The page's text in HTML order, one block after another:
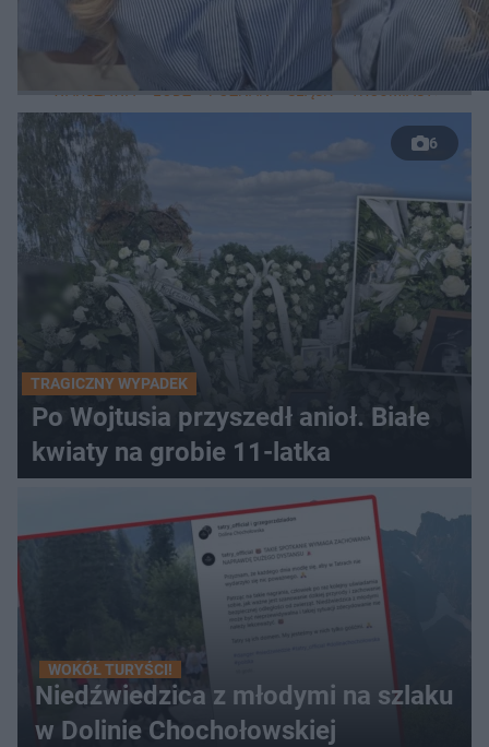
LOKALNE
ŁÓDŹ POZNAŃ ŚLĄSK TRÓJMIASTO
6
TRAGICZNY WYPADEK
Po Wojtusia przyszedł anioł. Białe
kwiaty na grobie 11-latka
WOKÓŁ TURYŚCI!
Niedźwiedzica z młodymi na szlaku
w Dolinie Chochołowskiej